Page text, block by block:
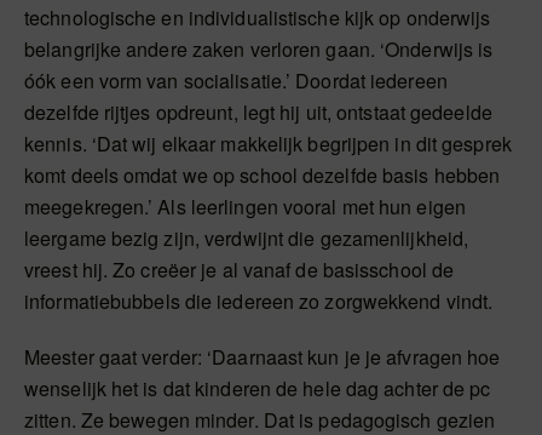
technologische en individualistische kijk op onderwijs
belangrijke andere zaken verloren gaan. ‘Onderwijs is
óók een vorm van socialisatie.’ Doordat iedereen
dezelfde rijtjes opdreunt, legt hij uit, ontstaat gedeelde
kennis. ‘Dat wij elkaar makkelijk begrijpen in dit gesprek
komt deels omdat we op school dezelfde basis hebben
meegekregen.’ Als leerlingen vooral met hun eigen
leergame bezig zijn, verdwijnt die gezamenlijkheid,
vreest hij. Zo creëer je al vanaf de basisschool de
informatiebubbels die iedereen zo zorgwekkend vindt.
Meester gaat verder: ‘Daarnaast kun je je afvragen hoe
wenselijk het is dat kinderen de hele dag achter de pc
zitten. Ze bewegen minder. Dat is pedagogisch gezien